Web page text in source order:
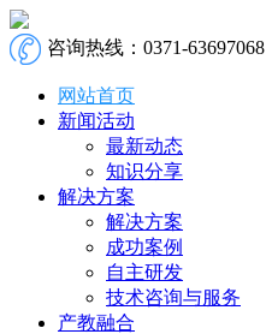
咨询热线：0371-63697068
网站首页
新闻活动
最新动态
知识分享
解决方案
解决方案
成功案例
自主研发
技术咨询与服务
产教融合